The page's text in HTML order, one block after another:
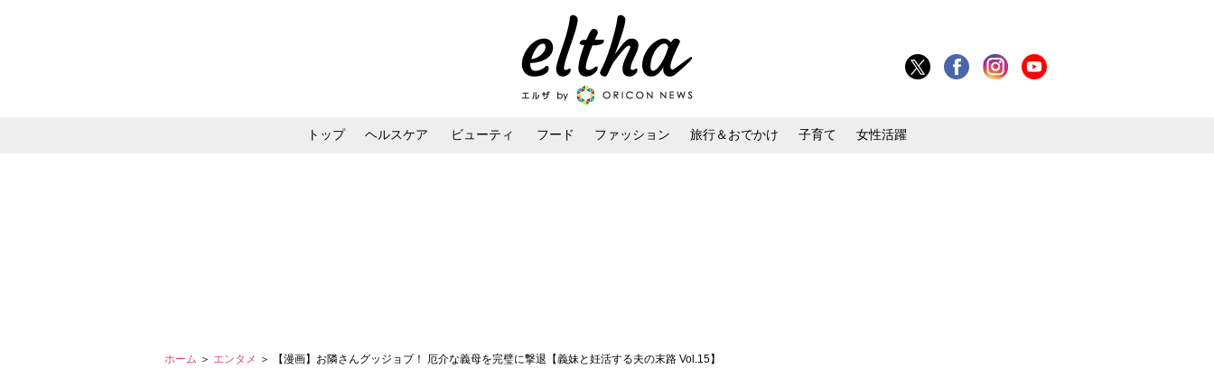
トップ ヘルスケア ビューティ フード ファッション 旅行＆おでかけ 子育て 女性活躍
ホーム ＞ エンタメ ＞ 【漫画】お隣さんグッジョブ！ 厄介な義母を完璧に撃退【義妹と妊活する夫の末路 Vol.15】